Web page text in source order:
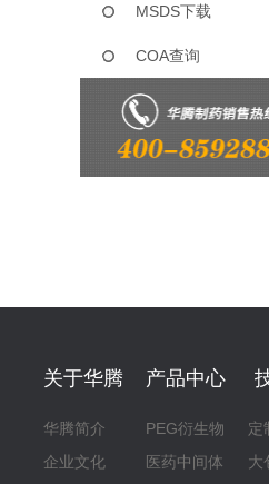
MSDS下载
COA查询
关于华腾
华腾简介
企业文化
产品中心
PEG衍生物
医药中间体
定
大